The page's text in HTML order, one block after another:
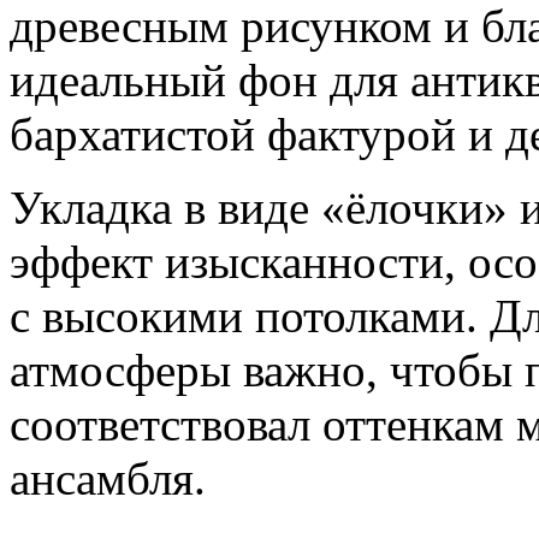
древесным рисунком и
идеальный фон для
бархатистой фактурой и
Укладка в виде «ёлочки»
эффект изысканности,
с высокими потолками.
атмосферы важно, чтобы
соответствовал
ансамбля.